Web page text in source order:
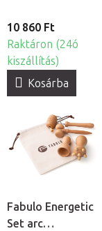
10 860 Ft
Raktáron (24ó
kiszállítás)
Kosárba
Fabulo Energetic
Set arc